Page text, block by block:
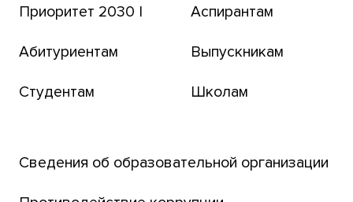
Томский региональный центр коллективного
Транссибирский научный путь
Парк социогуманитарных технологий ТГУ
Английский для всех
Приоритет 2030 |
Абитуриентам
Студентам
Аспирантам
Выпускникам
Школам
Сведения об образовательной организации